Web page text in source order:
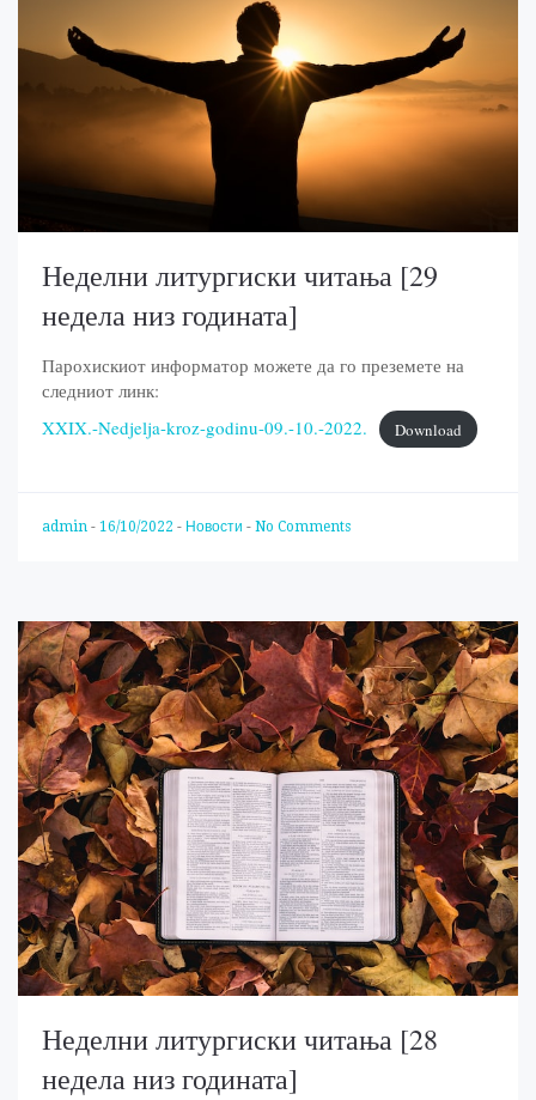
Неделни литургиски читања [29
недела низ годината]
Парохискиот информатор можете да го преземете на
следниот линк:
XXIX.-Nedjelja-kroz-godinu-09.-10.-2022.
Download
admin - 16/10/2022 - Новости - No Comments
Неделни литургиски читања [28
недела низ годината]